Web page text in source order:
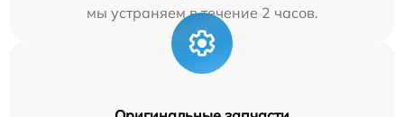
мы устраняем в течение 2 часов.